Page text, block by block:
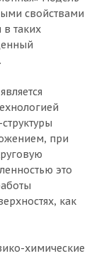
свойствами
в таких
при
это
как
химические